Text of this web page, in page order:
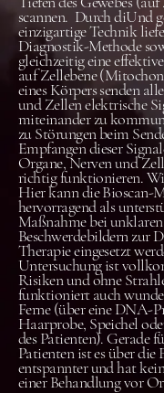
scannen. ​ Durch di​Und
einzigartige Technik
Diagnostik-Methode
gleichzeitig eine
auf Zellebene
eines Körpers senden
und Zellen elektrische
miteinander zu
zu Störungen beim
Empfangen dieser
Organe, Nerven und
richtig funktionieren.
Hier kann die Bioscan-
hervorragend als
Maßnahme bei unklaren
Beschwerdebildern zur
Therapie eingesetzt
Untersuchung ist
Risiken und ohne
funktioniert auch
Ferne (über eine DNA-
Haarprobe, Speichel
des Patienten). Gerade
Patienten ist es über die
entspannter und hat
einer Behandlung vor